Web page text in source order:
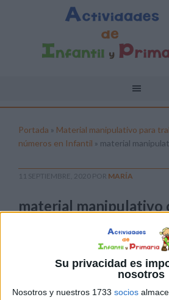
Su privacidad es
nosotros
Nosotros y nuestros 1733 socios
Portada » Material manipulativo para
números en Infantil » material
11 SEPTIEMBRE, 2020 POR MARÍA
material manipulativo
Pulsa sobre el enlace para
material